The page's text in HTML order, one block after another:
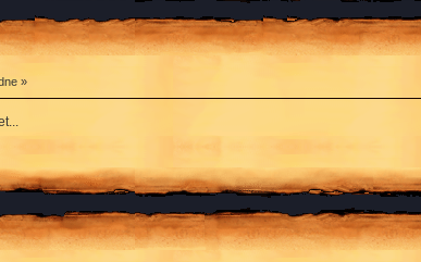
»